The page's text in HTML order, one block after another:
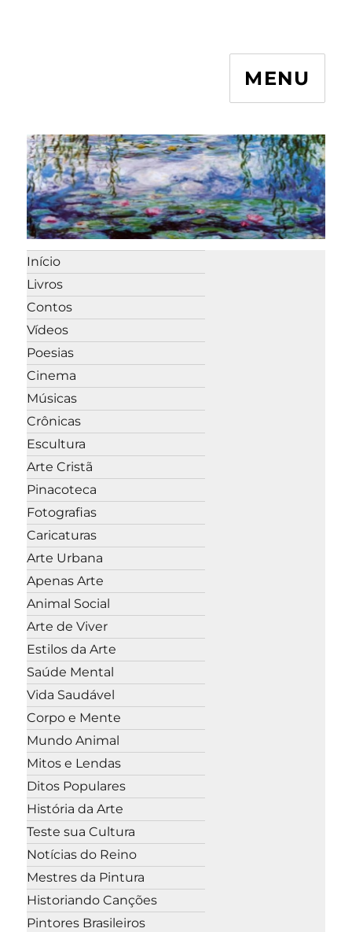
MENU
Início
Livros
Contos
Vídeos
Poesias
Cinema
Músicas
Crônicas
Escultura
Arte Cristã
Pinacoteca
Fotografias
Caricaturas
Arte Urbana
Apenas Arte
Animal Social
Arte de Viver
Estilos da Arte
Saúde Mental
Vida Saudável
Corpo e Mente
Mundo Animal
Mitos e Lendas
Ditos Populares
História da Arte
Teste sua Cultura
Notícias do Reino
Mestres da Pintura
Historiando Canções
Pintores Brasileiros